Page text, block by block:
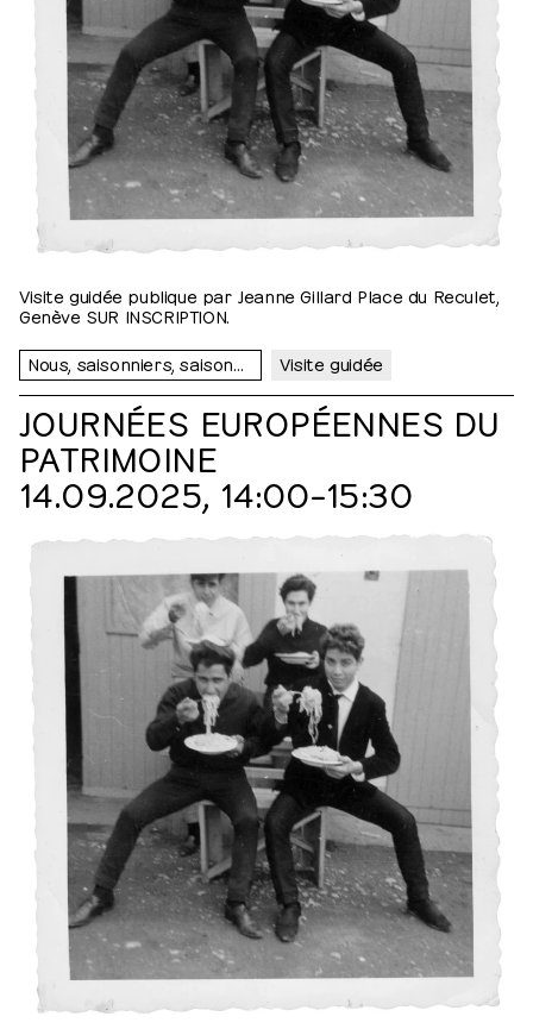
Visite guidée publique par Jeanne Gillard Place du Reculet,
Genève SUR INSCRIPTION.
Nous, saisonniers, saisonnières… Visite guidée
JOURNÉES EUROPÉENNES DU
PATRIMOINE
14.09.2025, 14:00⁠–⁠15:30